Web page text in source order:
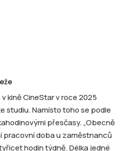
kině CineStar v roce 2025
studiu. Namísto toho se podle
přesčasy. „Obecně
pracovní doba u zaměstnanců
hodin týdně. Délka jedné